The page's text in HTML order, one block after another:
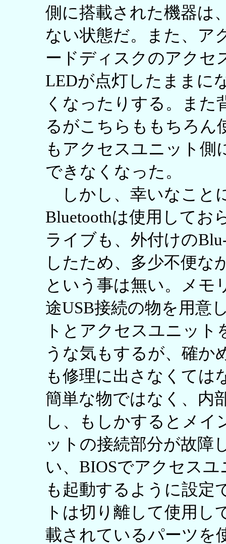
側に搭載された機器は
ない状態だ。また、ア
ードディスクのアクセ
LEDが点灯したままに
くなったりする。また
るがこちらももちろん
もアクセスユニット側
できなくなった。
しかし、幸いなこと
Bluetoothは使用してお
ライブも、外付けの
したため、多少不便な
という事は無い。メモ
途USB接続の物を用意
トとアクセスユニッ
うな気もするが、確か
も修理に出さなくては
簡単な物ではなく、内
し、もしかするとメイ
ットの接続部分が故障
い、BIOSでアクセス
も起動するように設定
トは切り離して使用
載されているパーツを